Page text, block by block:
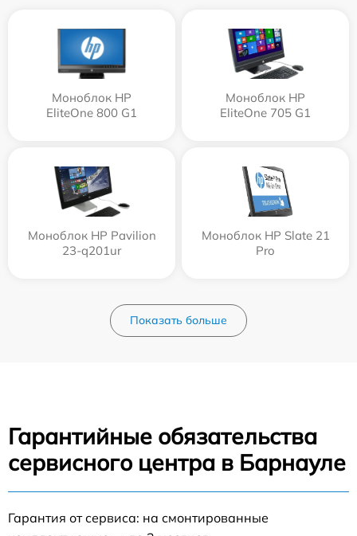
Моноблок HP
EliteOne 800 G1
Моноблок HP
EliteOne 705 G1
Моноблок HP Pavilion
23-q201ur
Моноблок HP Slate 21
Pro
Показать больше
Гарантийные обязательства
сервисного центра в Барнауле
Гарантия от сервиса: на смонтированные